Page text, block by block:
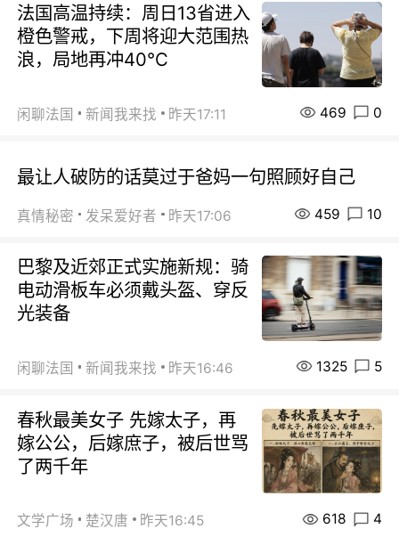
法国高温持续：周日13省进入
橙色警戒，下周将迎大范围热
浪，局地再冲40℃
闲聊法国 新闻我来找 昨天17:11 469 0
最让人破防的话莫过于爸妈一句照顾好自己
真情秘密 发呆爱好者 昨天17:06 459 10
巴黎及近郊正式实施新规：骑
电动滑板车必须戴头盔、穿反
光装备
闲聊法国 新闻我来找 昨天16:46 1325 5
春秋最美女子 先嫁太子，再
嫁公公，后嫁庶子，被后世骂
了两千年
文学广场 楚汉唐 昨天16:45 618 4